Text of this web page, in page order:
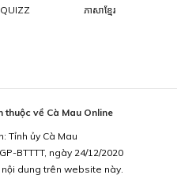
QUIZZ ភាសាខ្មែរ
thuộc về Cà Mau Online
Tỉnh ủy Cà Mau
BTTTT, ngày 24/12/2020
dung trên website này.